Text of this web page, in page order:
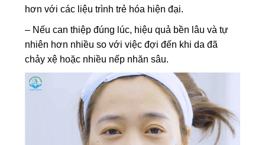
hơn với các liệu trình trẻ hóa hiện đại.
– Nếu can thiệp đúng lúc, hiệu quả bền lâu và tự
nhiên hơn nhiều so với việc đợi đến khi da đã
chảy xệ hoặc nhiều nếp nhăn sâu.